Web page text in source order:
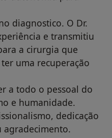
diagnostico. O Dr.
e transmitiu
a cirurgia que
uma recuperação
a todo o pessoal do
e humanidade.
dedicação
agradecimento.